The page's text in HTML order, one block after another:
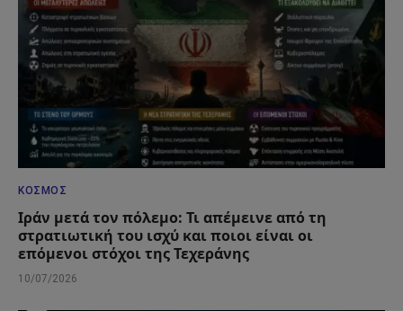
ΚΌΣΜΟΣ
Ιράν μετά τον πόλεμο: Τι απέμεινε από τη
στρατιωτική του ισχύ και ποιοι είναι οι
επόμενοι στόχοι της Τεχεράνης
10/07/2026